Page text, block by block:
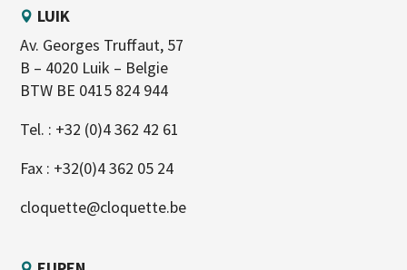
LUIK
Av. Georges Truffaut, 57
B – 4020 Luik – Belgie
BTW BE 0415 824 944
Tel. : +32 (0)4 362 42 61
Fax : +32(0)4 362 05 24
cloquette@cloquette.be